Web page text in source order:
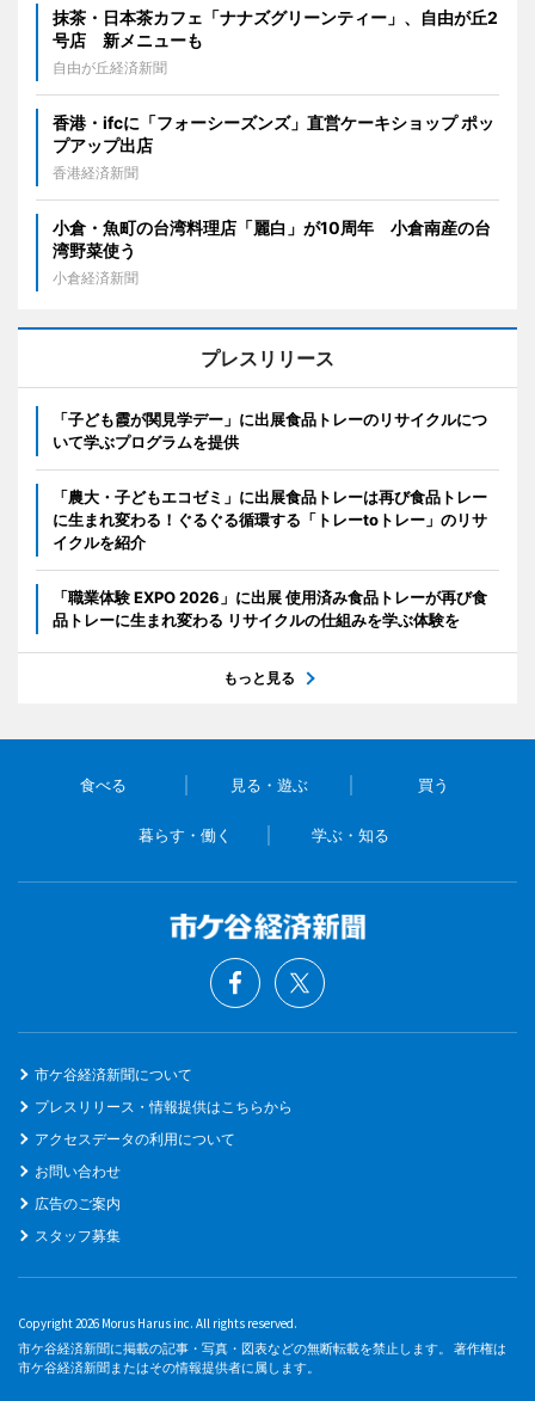
抹茶・日本茶カフェ「ナナズグリーンティー」、自由が丘2
号店 新メニューも
自由が丘経済新聞
香港・ifcに「フォーシーズンズ」直営ケーキショップ ポッ
プアップ出店
香港経済新聞
小倉・魚町の台湾料理店「麗白」が10周年 小倉南産の台
湾野菜使う
小倉経済新聞
プレスリリース
「子ども霞が関見学デー」に出展食品トレーのリサイクルにつ
いて学ぶプログラムを提供
「農大・子どもエコゼミ」に出展食品トレーは再び食品トレー
に生まれ変わる！ぐるぐる循環する「トレーtoトレー」のリサ
イクルを紹介
「職業体験 EXPO 2026」に出展 使用済み食品トレーが再び食
品トレーに生まれ変わる リサイクルの仕組みを学ぶ体験を
もっと見る
食べる 見る・遊ぶ 買う
暮らす・働く 学ぶ・知る
市ケ谷経済新聞について
プレスリリース・情報提供はこちらから
アクセスデータの利用について
お問い合わせ
広告のご案内
スタッフ募集
Copyright 2026 Morus Harus inc. All rights reserved.
市ケ谷経済新聞に掲載の記事・写真・図表などの無断転載を禁止します。 著作権は
市ケ谷経済新聞またはその情報提供者に属します。